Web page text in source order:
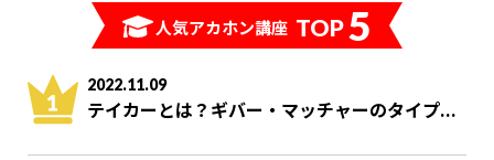
人気アカホン講座 TOP5
2022.11.09
テイカーとは？ギバー・マッチャーのタイプ...